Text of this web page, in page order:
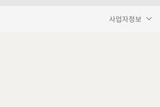
사업자정보